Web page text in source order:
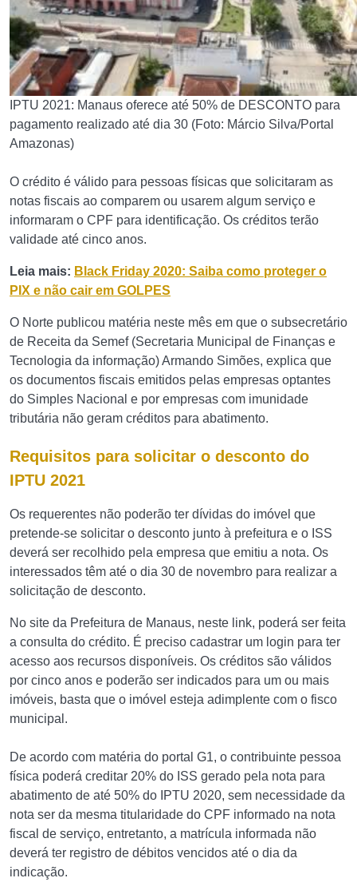
IPTU 2021: Manaus oferece até 50% de DESCONTO para
pagamento realizado até dia 30 (Foto: Márcio Silva/Portal
Amazonas)
O crédito é válido para pessoas físicas que solicitaram as
notas fiscais ao comparem ou usarem algum serviço e
informaram o CPF para identificação. Os créditos terão
validade até cinco anos.
Leia mais: Black Friday 2020: Saiba como proteger o
PIX e não cair em GOLPES
O Norte publicou matéria neste mês em que o subsecretário
de Receita da Semef (Secretaria Municipal de Finanças e
Tecnologia da informação) Armando Simões, explica que
os documentos fiscais emitidos pelas empresas optantes
do Simples Nacional e por empresas com imunidade
tributária não geram créditos para abatimento.
Requisitos para solicitar o desconto do
IPTU 2021
Os requerentes não poderão ter dívidas do imóvel que
pretende-se solicitar o desconto junto à prefeitura e o ISS
deverá ser recolhido pela empresa que emitiu a nota. Os
interessados têm até o dia 30 de novembro para realizar a
solicitação de desconto.
No site da Prefeitura de Manaus, neste link, poderá ser feita
a consulta do crédito. É preciso cadastrar um login para ter
acesso aos recursos disponíveis. Os créditos são válidos
por cinco anos e poderão ser indicados para um ou mais
imóveis, basta que o imóvel esteja adimplente com o fisco
municipal.
De acordo com matéria do portal G1, o contribuinte pessoa
física poderá creditar 20% do ISS gerado pela nota para
abatimento de até 50% do IPTU 2020, sem necessidade da
nota ser da mesma titularidade do CPF informado na nota
fiscal de serviço, entretanto, a matrícula informada não
deverá ter registro de débitos vencidos até o dia da
indicação.